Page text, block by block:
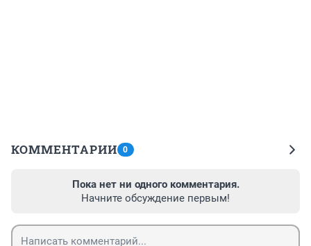
КОММЕНТАРИИ 0
Пока нет ни одного комментария.
Начните обсуждение первым!